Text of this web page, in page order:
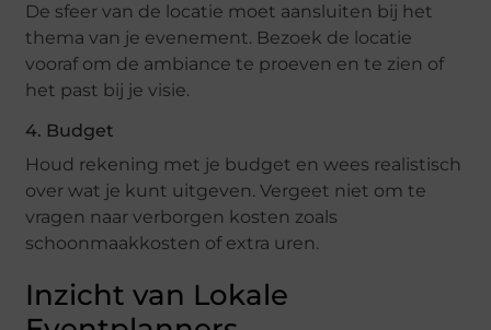
De sfeer van de locatie moet aansluiten bij het
thema van je evenement. Bezoek de locatie
vooraf om de ambiance te proeven en te zien of
het past bij je visie.
4. Budget
Houd rekening met je budget en wees realistisch
over wat je kunt uitgeven. Vergeet niet om te
vragen naar verborgen kosten zoals
schoonmaakkosten of extra uren.
Inzicht van Lokale